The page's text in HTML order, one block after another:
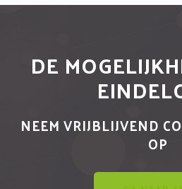
DE
NEEM VRIJBLIJVEND
OP